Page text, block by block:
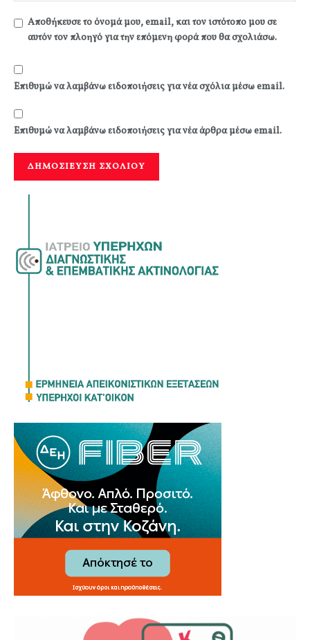
Αποθήκευσε το όνομά μου, email, και τον ιστότοπο μου σε
αυτόν τον πλοηγό για την επόμενη φορά που θα σχολιάσω.
Επιθυμώ να λαμβάνω ειδοποιήσεις για νέα σχόλια μέσω email.
Επιθυμώ να λαμβάνω ειδοποιήσεις για νέα άρθρα μέσω email.